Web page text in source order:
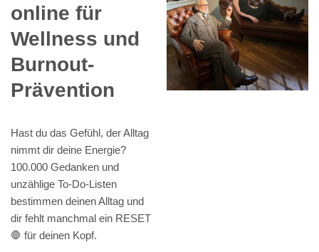
online für
Wellness und
Burnout-
Prävention
Hast du das Gefühl, der Alltag
nimmt dir deine Energie?
100.000 Gedanken und
unzählige To-Do-Listen
bestimmen deinen Alltag und
dir fehlt manchmal ein RESET
🛑 für deinen Kopf.